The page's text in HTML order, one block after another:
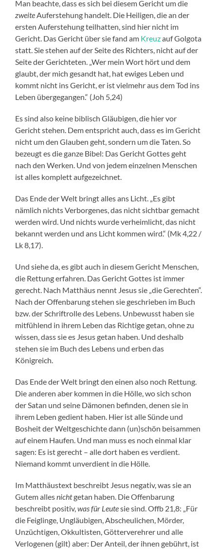
Man beachte, dass es sich bei diesem Gericht um die
zweiteAuferstehung handelt. Die Heiligen, die an der
ersten Auferstehung teilhatten, sind hier nicht im
Gericht. Das Gericht über sie fand am Kreuzauf Golgota
statt. Sie stehen auf der Seite des Richters, nicht auf der
Seite der Gerichteten. „Wer mein Wort hört und dem
glaubt, der mich gesandt hat, hat ewiges Leben und
kommt nicht ins Gericht, er ist vielmehr aus dem Tod ins
Leben übergegangen.“ (Joh 5,24)
Es sind also keine biblisch Gläubigen, die hier vor
Gericht stehen. Dem entspricht auch, dass es im Gericht
nicht um den Glauben geht, sondern um die Taten. So
bezeugt es die ganze Bibel: Das Gericht Gottes geht
nach den Werken. Und von jedem einzelnen Menschen
ist alles komplett aufgezeichnet.
Das Ende der Welt bringt alles ans Licht. „Es gibt
nämlich nichts Verborgenes, das nicht sichtbar gemacht
werden wird. Und nichts wurde verheimlicht, das nicht
bekannt werden und ans Licht kommen wird.“ (Mk 4,22 /
Lk 8,17).
Und siehe da, es gibt auch in diesem Gericht Menschen,
die Rettung erfahren. Das Gericht Gottes ist immer
gerecht. Nach Matthäus nennt Jesus sie „die Gerechten“.
Nach der Offenbarung stehen sie geschrieben im Buch
bzw. der Schriftrolle des Lebens. Unbewusst haben sie
mitfühlend in ihrem Leben das Richtige getan, ohne zu
wissen, dass sie es Jesus getan haben. Und deshalb
stehen sie im Buch des Lebens und erben das
Königreich.
Das Ende der Welt bringt den einen also noch Rettung.
Die anderen aber kommen in die Hölle, wo sich schon
der Satan und seine Dämonen befinden, denen sie in
ihrem Leben gedient haben. Hier ist alle Sünde und
Bosheit der Weltgeschichte dann (un)schön beisammen
auf einem Haufen. Und man muss es noch einmal klar
sagen: Es ist gerecht – alle dort haben es verdient.
Niemand kommt unverdient in die Hölle.
Im Matthäustext beschreibt Jesus negativ, was sie an
Gutem allesnichtgetan haben. Die Offenbarung
beschreibt positiv,was für Leutesie sind. Offb 21,8: „Für
die Feiglinge, Ungläubigen, Abscheulichen, Mörder,
Unzüchtigen, Okkultisten, Götterverehrer und alle
Verlogenen (gilt) aber: Der Anteil, der ihnen gebührt, ist